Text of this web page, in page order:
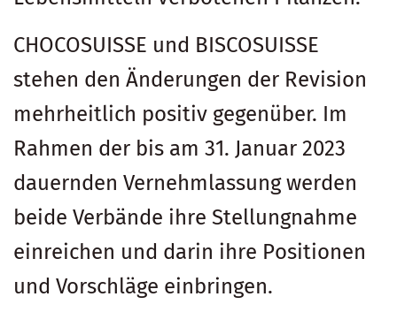
CHOCOSUISSE und BISCOSUISSE
stehen den Änderungen der Revision
mehrheitlich positiv gegenüber. Im
Rahmen der bis am 31. Januar 2023
dauernden Vernehmlassung werden
beide Verbände ihre Stellungnahme
einreichen und darin ihre Positionen
und Vorschläge einbringen.